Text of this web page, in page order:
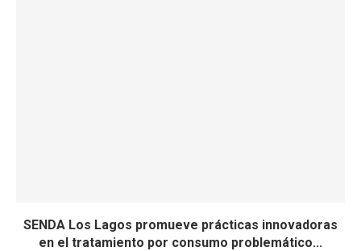
SENDA Los Lagos promueve prácticas innovadoras
en el tratamiento por consumo problemático...